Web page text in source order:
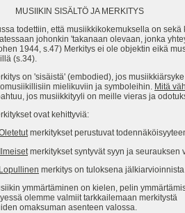
SISÄLTÖ JA MERKITYS
todettiin, että musiikkikokemuksella on
johonkin 'takanaan olevaan, jonka
1944, s.47) Merkitys ei ole objektin eikä
(s.34).
on 'sisäistä' (embodied), jos
mielikuviin ja symboleihin. Mitä
jos musiikkityyli on meille vieras ja
ovat kehittyviä:
merkitykset perustuvat
Ilmeiset merkitykset syntyvät syyn ja seurauksen
Lopullinen merkitys on tuloksena jälkiarvioinnista.
ymmärtäminen on kielen, pelin
olemme valmiit tarkkailemaan merkitystä
omaksuman asenteen valossa.